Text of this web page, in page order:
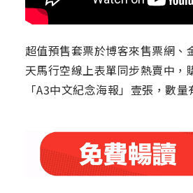
超值預售套票於博客來售票網、
天馬行空線上表單同步熱賣中，
「A3中文紀念海報」壹張，數